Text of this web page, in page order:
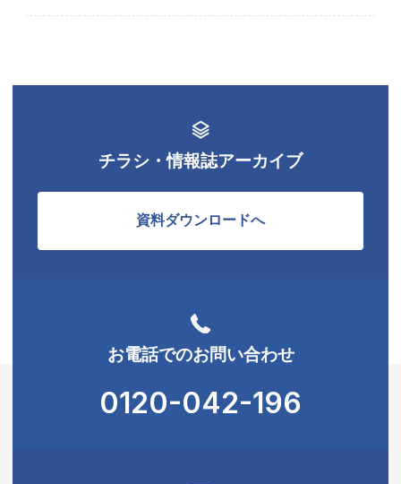
チラシ・情報誌アーカイブ
資料ダウンロードへ
お電話でのお問い合わせ
0120-042-196